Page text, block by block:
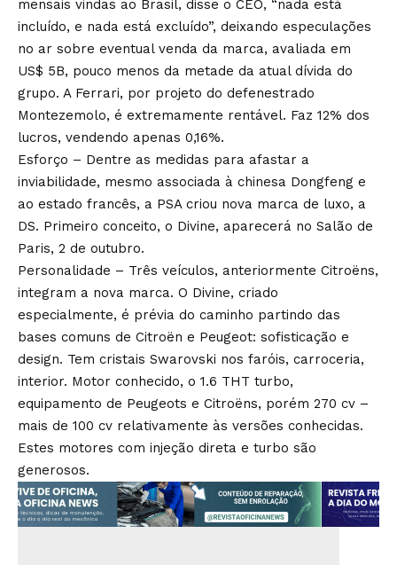
mensais vindas ao Brasil, disse o CEO, “nada está
incluído, e nada está excluído”, deixando especulações
no ar sobre eventual venda da marca, avaliada em
US$ 5B, pouco menos da metade da atual dívida do
grupo. A Ferrari, por projeto do defenestrado
Montezemolo, é extremamente rentável. Faz 12% dos
lucros, vendendo apenas 0,16%.
Esforço – Dentre as medidas para afastar a
inviabilidade, mesmo associada à chinesa Dongfeng e
ao estado francês, a PSA criou nova marca de luxo, a
DS. Primeiro conceito, o Divine, aparecerá no Salão de
Paris, 2 de outubro.
Personalidade – Três veículos, anteriormente Citroëns,
integram a nova marca. O Divine, criado
especialmente, é prévia do caminho partindo das
bases comuns de Citroën e Peugeot: sofisticação e
design. Tem cristais Swarovski nos faróis, carroceria,
interior. Motor conhecido, o 1.6 THT turbo,
equipamento de Peugeots e Citroëns, porém 270 cv –
mais de 100 cv relativamente às versões conhecidas.
Estes motores com injeção direta e turbo são
generosos.